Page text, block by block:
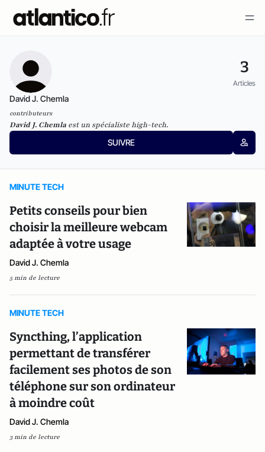
3
Articles
David J. Chemla
contributeurs
David J. Chemla est un spécialiste high-tech.
SUIVRE
MINUTE TECH
Petits conseils pour bien
choisir la meilleure webcam
adaptée à votre usage
David J. Chemla
5 min de lecture
MINUTE TECH
Syncthing, l’application
permettant de transférer
facilement ses photos de son
téléphone sur son ordinateur
à moindre coût
David J. Chemla
3 min de lecture